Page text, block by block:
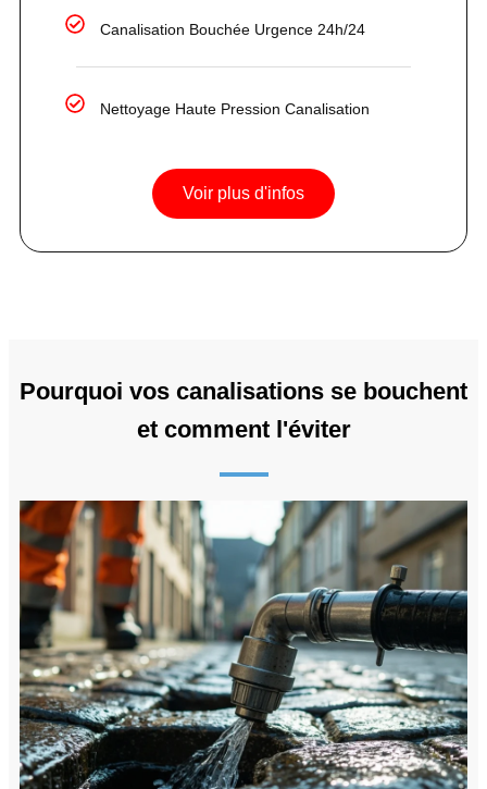
Canalisation Bouchée Urgence 24h/24
Nettoyage Haute Pression Canalisation
Voir plus d'infos
Pourquoi vos canalisations se bouchent
et comment l'éviter